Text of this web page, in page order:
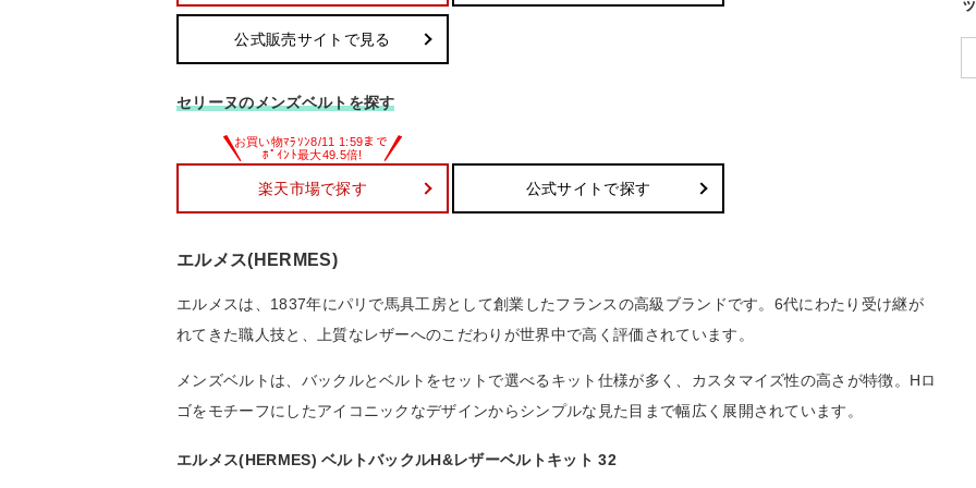
公式販売サイトで見る
セリーヌのメンズベルトを探す
楽天市場で探す 公式サイトで探す
エルメス(HERMES)
エルメスは、1837年にパリで馬具工房として創業したフランスの高級ブランドです。6代にわたり受け継が
れてきた職人技と、上質なレザーへのこだわりが世界中で高く評価されています。
メンズベルトは、バックルとベルトをセットで選べるキット仕様が多く、カスタマイズ性の高さが特徴。Hロ
ゴをモチーフにしたアイコニックなデザインからシンプルな見た目まで幅広く展開されています。
エルメス(HERMES) ベルトバックルH&レザーベルトキット 32